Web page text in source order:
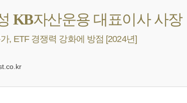
KB자산운용 대표이사 사장
, ETF 경쟁력 강화에 방점 [2024년]